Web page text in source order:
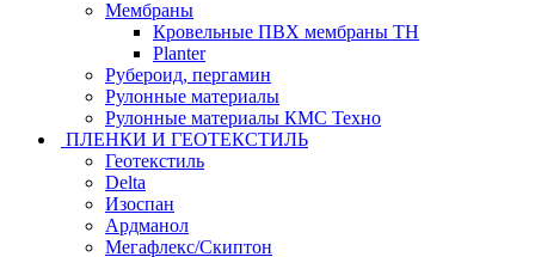
Мембраны
Кровельные ПВХ мембраны ТН
Planter
Рубероид, пергамин
Рулонные материалы
Рулонные материалы КМС Техно
ПЛЕНКИ И ГЕОТЕКСТИЛЬ
Геотекстиль
Delta
Изоспан
Ардманол
Мегафлекс/Скиптон